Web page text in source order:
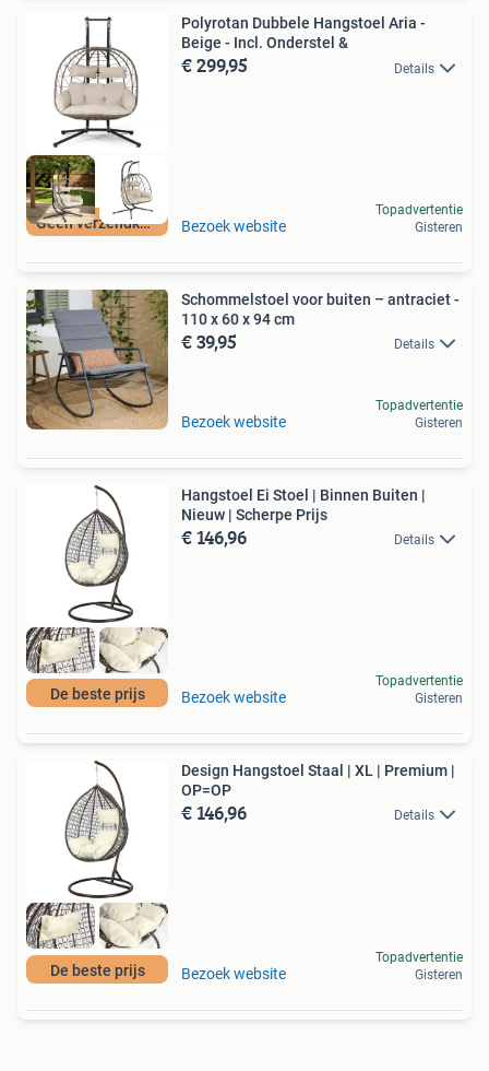
Geen verzendkosten
Polyrotan Dubbele Hangstoel Aria -
Beige - Incl. Onderstel &
€ 299,95 Details
Bezoek website
Topadvertentie
Gisteren
Schommelstoel voor buiten – antraciet -
110 x 60 x 94 cm
€ 39,95 Details
Bezoek website
Topadvertentie
Gisteren
De beste prijs
Hangstoel Ei Stoel | Binnen Buiten |
Nieuw | Scherpe Prijs
€ 146,96 Details
Bezoek website
Topadvertentie
Gisteren
De beste prijs
Design Hangstoel Staal | XL | Premium |
OP=OP
€ 146,96 Details
Bezoek website
Topadvertentie
Gisteren